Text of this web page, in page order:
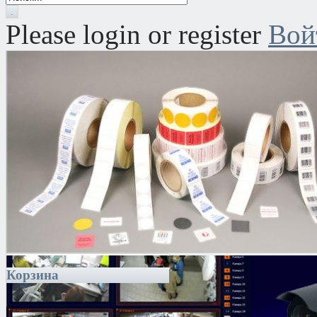
Please login or register
Корзина